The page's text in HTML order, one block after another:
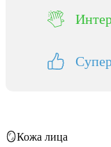
🪞Кожа лица